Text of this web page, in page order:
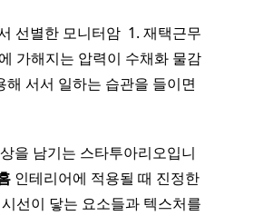
선별한 모니터암 ​ 1. 재택근무
가해지는 압력이 수채화 물감
서서 일하는 습관을 들이면
을 남기는 스타투아리오입니
인테리어에 적용될 때 진정한
선이 닿는 요소들과 텍스처를